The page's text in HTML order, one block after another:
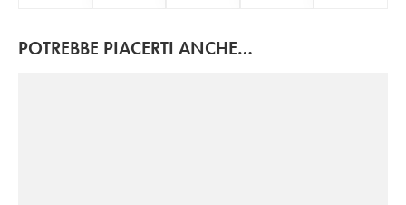
POTREBBE PIACERTI ANCHE…